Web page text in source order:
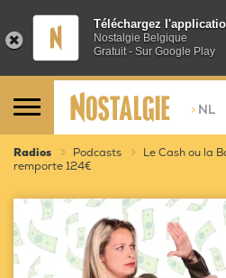
Téléchargez
Nostalgie Belgique
Gratuit - Sur Google Play
> NL
Radios Podcasts Le Cash ou la
remporte 124€